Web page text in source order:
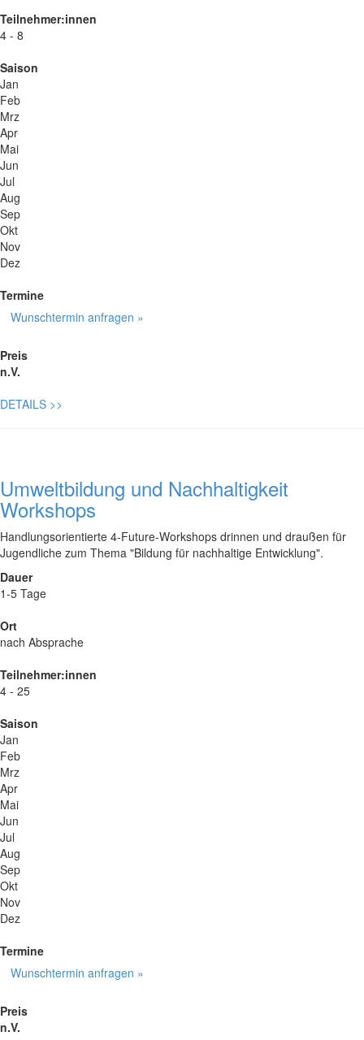
Teilnehmer:innen
4 - 8
Saison
Jan
Feb
Mrz
Apr
Mai
Jun
Jul
Aug
Sep
Okt
Nov
Dez
Termine
Wunschtermin anfragen »
Preis
n.V.
DETAILS >>
Umweltbildung und Nachhaltigkeit
Workshops
Handlungsorientierte 4-Future-Workshops drinnen und draußen für
Jugendliche zum Thema "Bildung für nachhaltige Entwicklung".
Dauer
1-5 Tage
Ort
nach Absprache
Teilnehmer:innen
4 - 25
Saison
Jan
Feb
Mrz
Apr
Mai
Jun
Jul
Aug
Sep
Okt
Nov
Dez
Termine
Wunschtermin anfragen »
Preis
n.V.